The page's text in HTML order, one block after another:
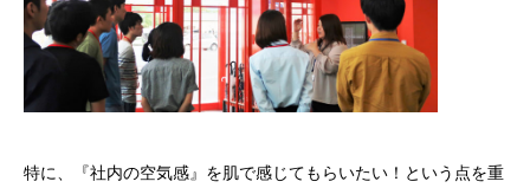
特に、『社内の空気感』を肌で感じてもらいたい！という点を重